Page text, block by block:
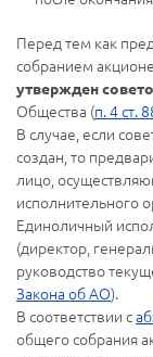
Перед тем как
собранием
утвержден
Общества (п. 4 ст.
В случае, если
создан, то
лицо,
исполнительного
Единоличный
(директор,
руководство
Закона об АО).
В соответствии с
общего собрания